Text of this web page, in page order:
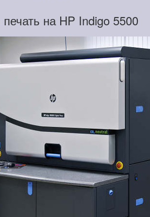
на HP Indigo 5500